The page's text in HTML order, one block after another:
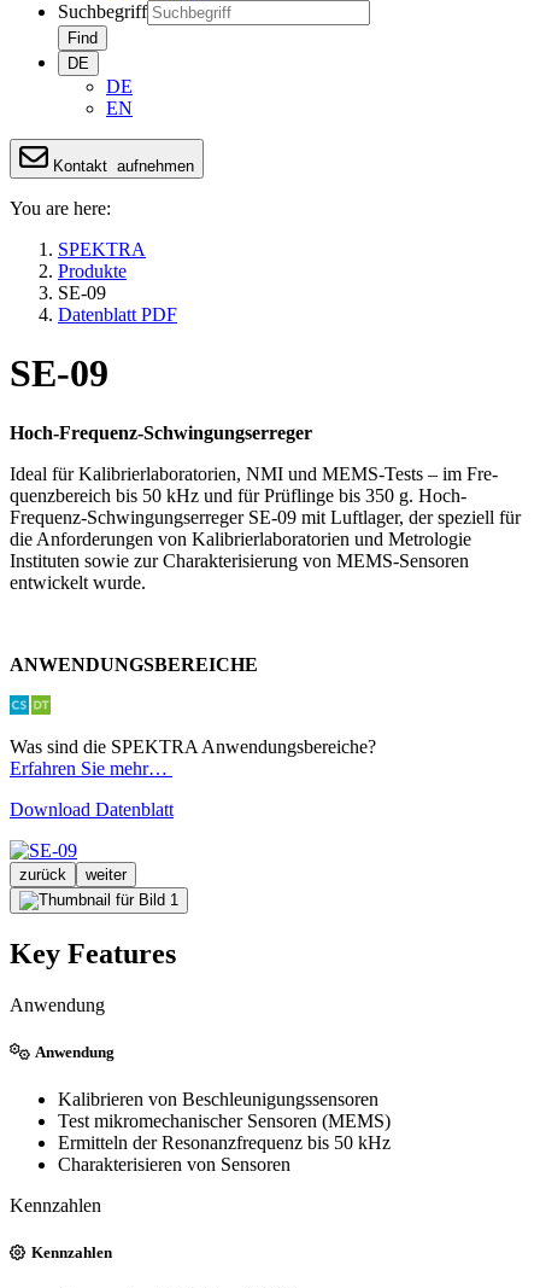
Suchbegriff
Find
DE
DE
EN
Kontakt aufnehmen
You are here:
SPEKTRA
Produkte
SE-09
Datenblatt PDF
SE-09
Hoch-Frequenz-Schwingungserreger
Ideal für Kalibrierlaboratorien, NMI und MEMS-Tests – im Fre­
quenzbereich bis 50 kHz und für Prüflinge bis 350 g. Hoch-
Frequenz-Schwingungserreger SE-09 mit Luftlager, der speziell für
die Anforderungen von Kalibrierlaboratorien und Metrologie
Instituten sowie zur Charakterisierung von MEMS-Sensoren
entwickelt wurde.
ANWENDUNGSBEREICHE
Was sind die SPEKTRA Anwendungsbereiche?
Erfahren Sie mehr…
Download Datenblatt
zurück weiter
Key Features
Anwendung
Anwendung
Kalibrieren von Beschleunigungssensoren
Test mikromechanischer Sensoren (MEMS)
Ermitteln der Resonanzfrequenz bis 50 kHz
Charakterisieren von Sensoren
Kennzahlen
Kennzahlen